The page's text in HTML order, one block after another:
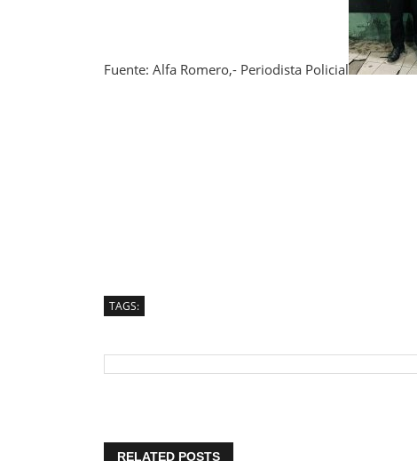
Fuente: Alfa Romero,- Periodista Policial
TAGS:
RELATED POSTS